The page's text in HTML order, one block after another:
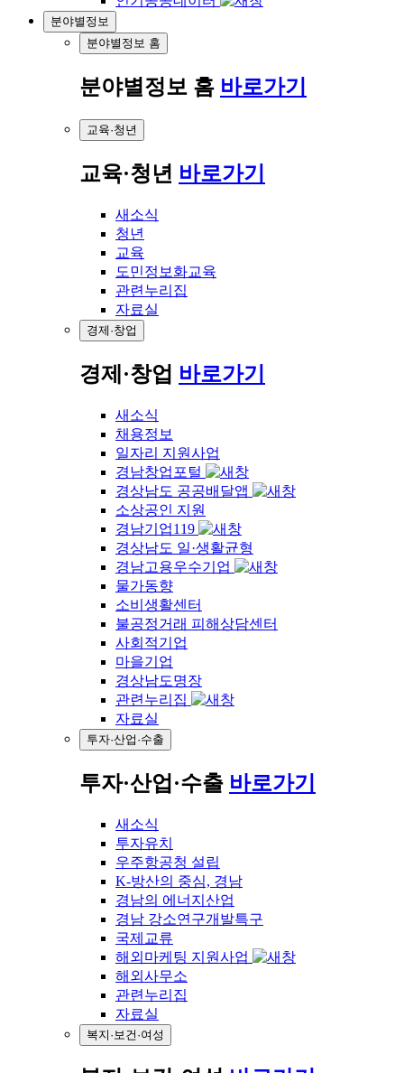
분야별정보
분야별정보 홈
분야별정보 홈 바로가기
교육·청년
교육·청년 바로가기
새소식
청년
교육
도민정보화교육
관련누리집
자료실
경제·창업
경제·창업 바로가기
새소식
채용정보
일자리 지원사업
경남창업포털
경상남도 공공배달앱
소상공인 지원
경남기업119
경상남도 일·생활균형
경남고용우수기업
물가동향
소비생활센터
불공정거래 피해상담센터
사회적기업
마을기업
경상남도명장
관련누리집
자료실
투자·산업·수출
투자·산업·수출 바로가기
새소식
투자유치
우주항공청 설립
K-방산의 중심, 경남
경남의 에너지산업
경남 강소연구개발특구
국제교류
해외마케팅 지원사업
해외사무소
관련누리집
자료실
복지·보건·여성